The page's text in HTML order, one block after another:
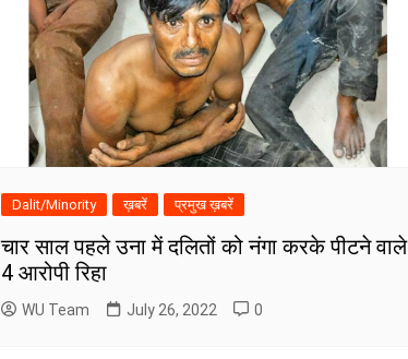
Dalit/Minority ख़बरें प्रमुख ख़बरें
चार साल पहले उना में दलितों को नंगा करके पीटने वाले
4 आरोपी रिहा
WU Team July 26, 2022 0